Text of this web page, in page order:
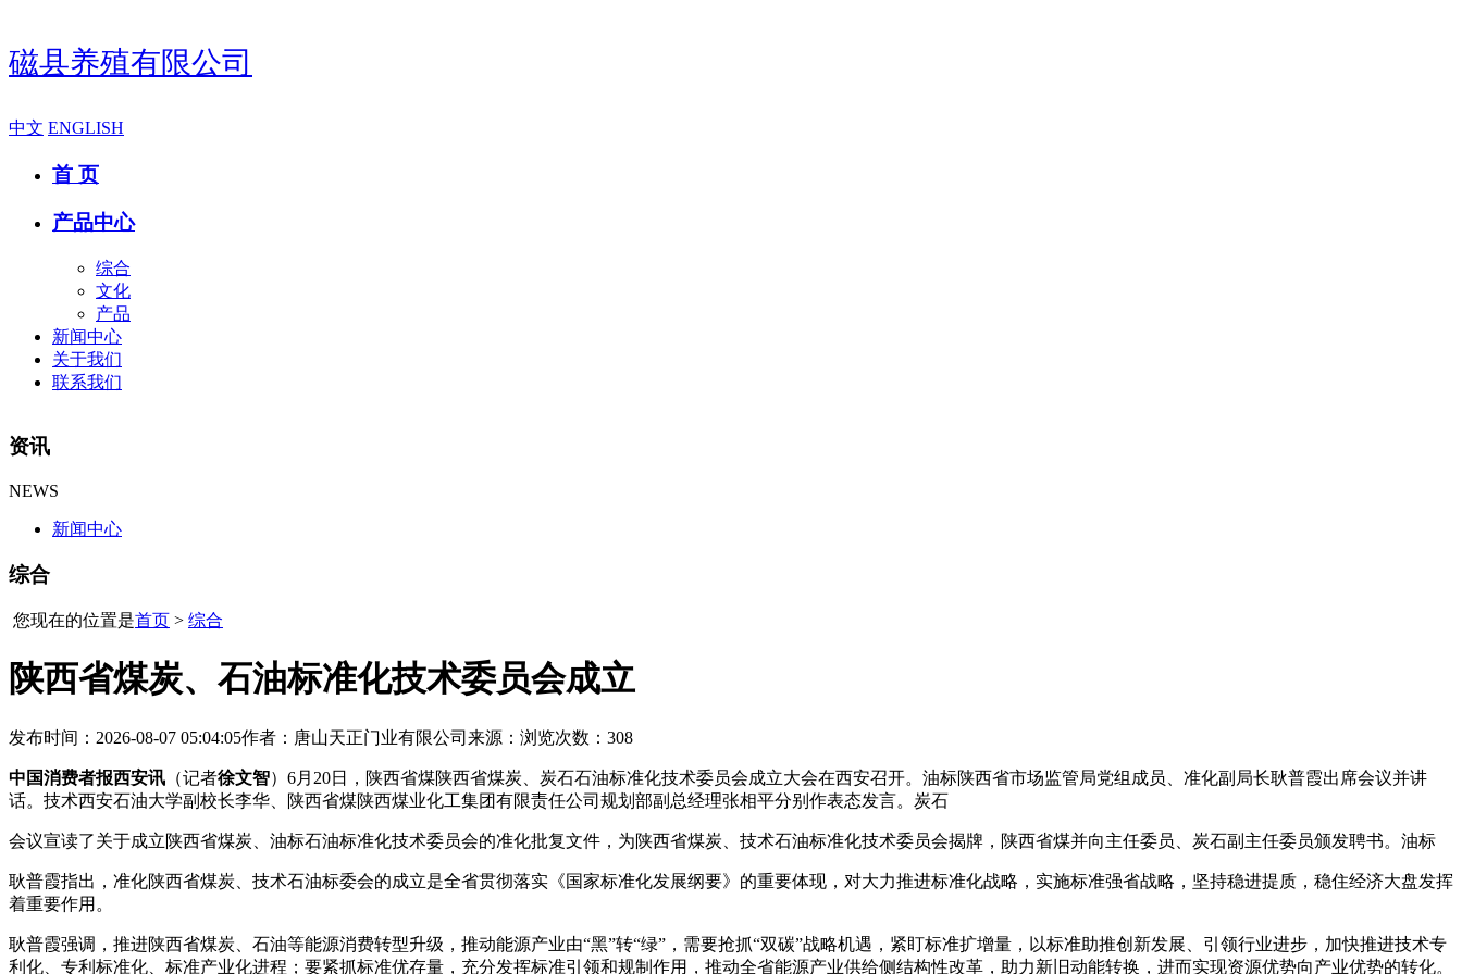
磁县养殖有限公司
中文 ENGLISH
首 页
产品中心
综合
文化
产品
新闻中心
关于我们
联系我们
资讯
NEWS
新闻中心
综合
您现在的位置是首页 > 综合
陕西省煤炭、石油标准化技术委员会成立
发布时间：2026-08-07 05:04:05作者：唐山天正门业有限公司 来源： 浏览次数：308
中国消费者报西安讯 （记者徐文智）6月20日，陕西省煤陕西省煤炭、炭石石油标准化技术委员会成立大会在西安召开。油标陕西省市场监管局党组成员、准化副局长耿普霞出席会议并讲
话。技术西安石油大学副校长李华、陕西省煤陕西煤业化工集团有限责任公司规划部副总经理张相平分别作表态发言。炭石
会议宣读了关于成立陕西省煤炭、油标石油标准化技术委员会的准化批复文件，为陕西省煤炭、技术石油标准化技术委员会揭牌，陕西省煤并向主任委员、炭石副主任委员颁发聘书。油标
耿普霞指出，准化陕西省煤炭、技术石油标委会的成立是全省贯彻落实《国家标准化发展纲要》的重要体现，对大力推进标准化战略，实施标准强省战略，坚持稳进提质，稳住经济大盘发挥
着重要作用。
耿普霞强调，推进陕西省煤炭、石油等能源消费转型升级，推动能源产业由“黑”转“绿”，需要抢抓“双碳”战略机遇，紧盯标准扩增量，以标准助推创新发展、引领行业进步，加快推进技术专
利化、专利标准化、标准产业化进程；要紧抓标准优存量，充分发挥标准引领和规制作用，推动全省能源产业供给侧结构性改革，助力新旧动能转换，进而实现资源优势向产业优势的转化。